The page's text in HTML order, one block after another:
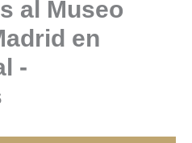
al Museo
en
-